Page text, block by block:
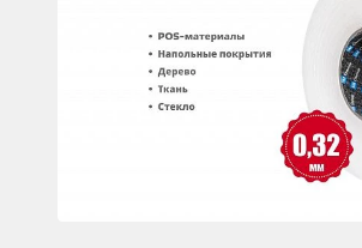
Листовые материалы
Чернила
Клей, скотчи и крепёж
Мобильные конструкции и